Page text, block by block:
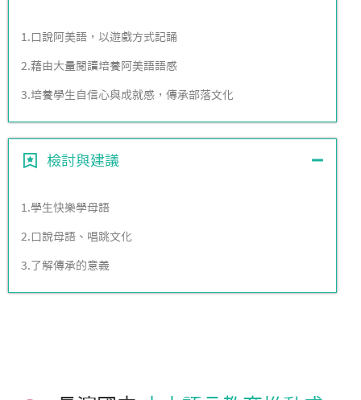
1.口說阿美語，以遊戲方式記誦
2.藉由大量閱讀培養阿美語語感
3.培養學生自信心與成就感，傳承部落文化
檢討與建議
1.學生快樂學母語
2.口說母語、唱跳文化
3.了解傳承的意義